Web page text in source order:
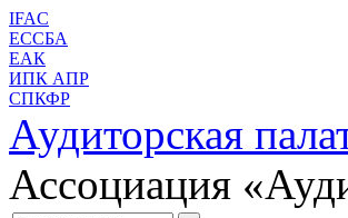
IFAC
ЕССБА
ЕАК
ИПК АПР
СПКФР
Аудиторская
Ассоциация